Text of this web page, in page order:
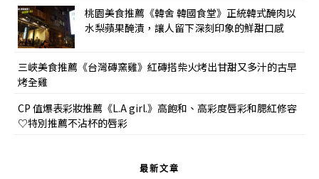
桃園美食推薦《韓舍 韓國食堂》正統韓式醃肉以
水梨蘋果醃漬，讓人留下深刻印象的鮮甜口感
三峽美食推薦《台灣磚窯雞》紅磚搭柴火烤出甘甜又多汁的古早
烤全雞
CP 值爆表彩妝推薦《L.A girl.》高飽和、高彩度唇彩和腮紅修容
♡特別推薦不沾杯的唇彩
最新文章